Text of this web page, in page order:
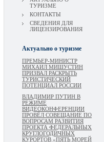
ТУРИЗМЕ
КОНТАКТЫ
СВЕДЕНИЯ ДЛЯ
ЛИЦЕНЗИРОВАНИЯ
Актуально о туризме
ПРЕМЬЕР-МИНИСТР
МИХАИЛ МИШУСТИН
ПРИЗВАЛ РАСКРЫТЬ
ТУРИСТИЧЕСКИЙ
ПОТЕНЦИАЛ РОССИИ
ВЛАДИМИР ПУТИН В
РЕЖИМЕ
ВИДЕОКОНФЕРЕНЦИИ
ПРОВЁЛ СОВЕЩАНИЕ ПО
ВОПРОСАМ РАЗВИТИЯ
ПРОЕКТА ФЕДЕРАЛЬНЫХ
КРУГЛОГОДИЧНЫХ
КУРОРТОВ «ПЯТЬ МОРЕЙ